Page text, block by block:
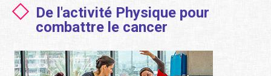
De l'activité Physique pour
combattre le cancer